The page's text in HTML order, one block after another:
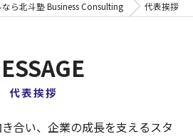
ら北斗塾 Business Consulting 代表挨拶
代表挨拶
合い、企業の成長を支えるスタ